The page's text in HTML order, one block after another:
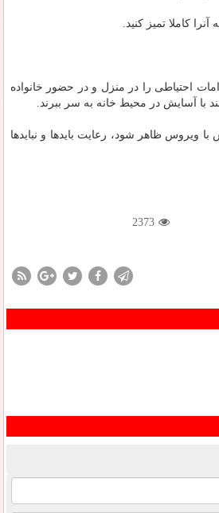
کاملا تمیز کنید.
احتیاطی را در منزل و در حضور خانواده
با آسایش در محیط خانه به سر ببرند.
علایم کووید 19 ممکنست مدتی پس از تماس با ویروس ظاهر شود، رعایت بایدها و نبایدها
2373